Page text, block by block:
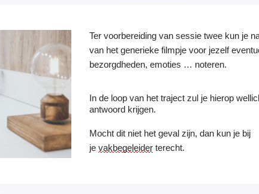
Ter voorbereiding van sessie twee kun je
van het generieke filmpje voor jezelf
bezorgdheden, emoties … noteren.
In de loop van het traject zul je hierop
antwoord krijgen.
Mocht dit niet het geval zijn, dan kun je bij
je vakbegeleiderterecht.